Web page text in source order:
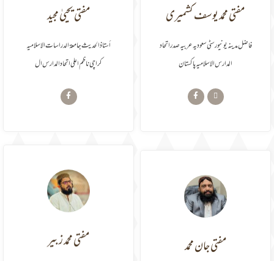
مفتی محمد یوسف کشمیری
فاضل مدینہ یونیورسٹی سعودیہ عربیہ صدر اتحاد
المدارس الاسلامیہ پاکستان
مفتی یحییٰ مجید
أستاذ الحدیث جامعۃ الدراسات الاسلامیہ
کراچی ناظم اعلی اتحاد المدارس ال
مفتی جان محمد مفتی محمد زبیر